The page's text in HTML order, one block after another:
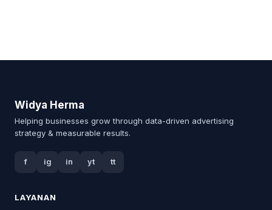
Widya Herma
Helping businesses grow through data-driven advertising
strategy & measurable results.
f ig in yt tt
LAYANAN